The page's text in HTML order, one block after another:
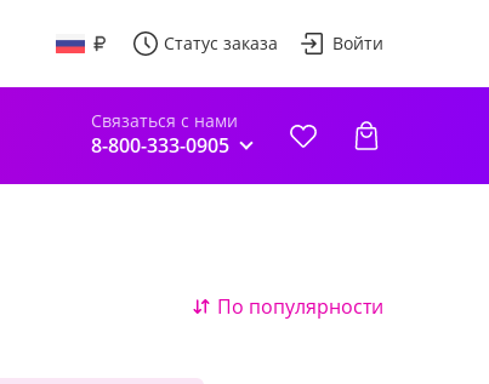
Статус заказа Войти
Связаться с нами
8-800-333-0905
По популярности